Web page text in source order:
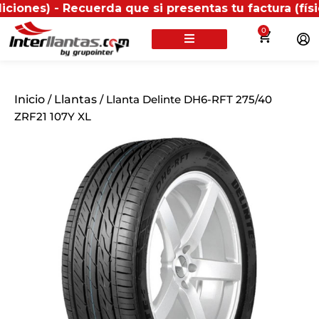
- Recuerda que si presentas tu factura (física o
0
Inicio / Llantas / Llanta Delinte DH6-RFT 275/40
ZRF21 107Y XL